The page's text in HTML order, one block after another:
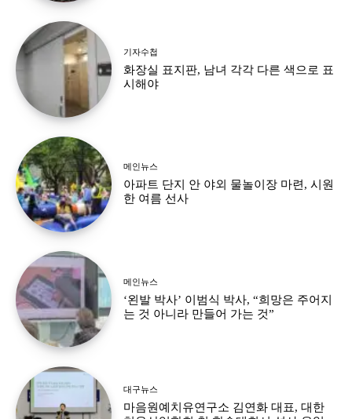
기자수첩
화장실 표지판, 남녀 각각 다른 색으로 표
시해야
메인뉴스
아파트 단지 안 야외 물놀이장 마련, 시원
한 여름 선사
메인뉴스
‘왼발 박사’ 이범식 박사, “희망은 주어지
는 것 아니라 만들어 가는 것”
대구뉴스
마음원예치유연구소 김연화 대표, 대한